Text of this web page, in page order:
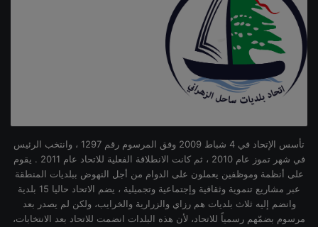
تأسس الإتحاد في 4 شباط 2009 وفق المرسوم رقم 1297 ، وانتخب الرئيس
في شهر تموز عام 2010 ، ثم كانت الانطلاقة الفعلية للاتحاد عام 2011 . يقوم
على أنظمة وموظفين يعملون على الدوام من أجل النهوض ببلديات المنطقة
عبر مشاريع تنموية وثقافية وإجتماعية وتجميلية ، يضم الاتحاد حاليا 15 بلدية
وانضم إليه ثلاث بلديات هم رزاي والزرارية والخرايب، ولكن لم يصدر بعد
مرسوم بضمّهم رسمياً للاتحاد، لأن هذه البلدات انضمت للاتحاد بعد الانتخابات،